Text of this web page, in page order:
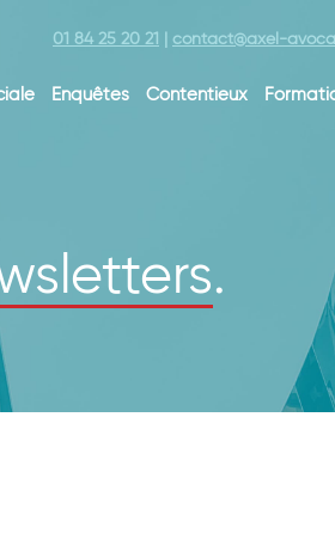
01 84 25 20 21 contact@axel-
Enquêtes Contentieux
.